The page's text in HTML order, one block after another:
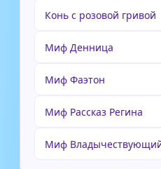
Конь с розовой гривой
Миф Денница
Миф Фаэтон
Миф Рассказ Регина
Миф